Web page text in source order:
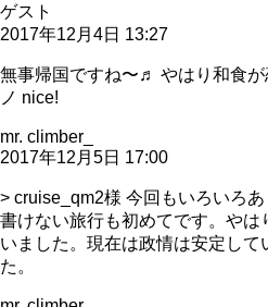
ゲスト
2017年12月4日 13:27
無事帰国ですね〜♬ やはり和食が
ノ nice!
mr. climber_
2017年12月5日 17:00
> cruise_qm2様 今回もいろいろ
書けない旅行も初めてです。や
いました。現在は政情は安定して
た。